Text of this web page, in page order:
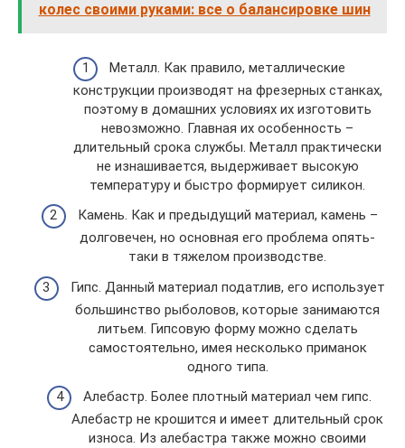
колес своими руками: все о балансировке шин
Металл. Как правило, металлические
конструкции производят на фрезерных станках,
поэтому в домашних условиях их изготовить
невозможно. Главная их особенность –
длительный срока службы. Металл практически
не изнашивается, выдерживает высокую
температуру и быстро формирует силикон.
Камень. Как и предыдущий материал, камень –
долговечен, но основная его проблема опять-
таки в тяжелом производстве.
Гипс. Данный материал податлив, его использует
большинство рыболовов, которые занимаются
литьем. Гипсовую форму можно сделать
самостоятельно, имея несколько приманок
одного типа.
Алебастр. Более плотный материал чем гипс.
Алебастр не крошится и имеет длительный срок
износа. Из алебастра также можно своими